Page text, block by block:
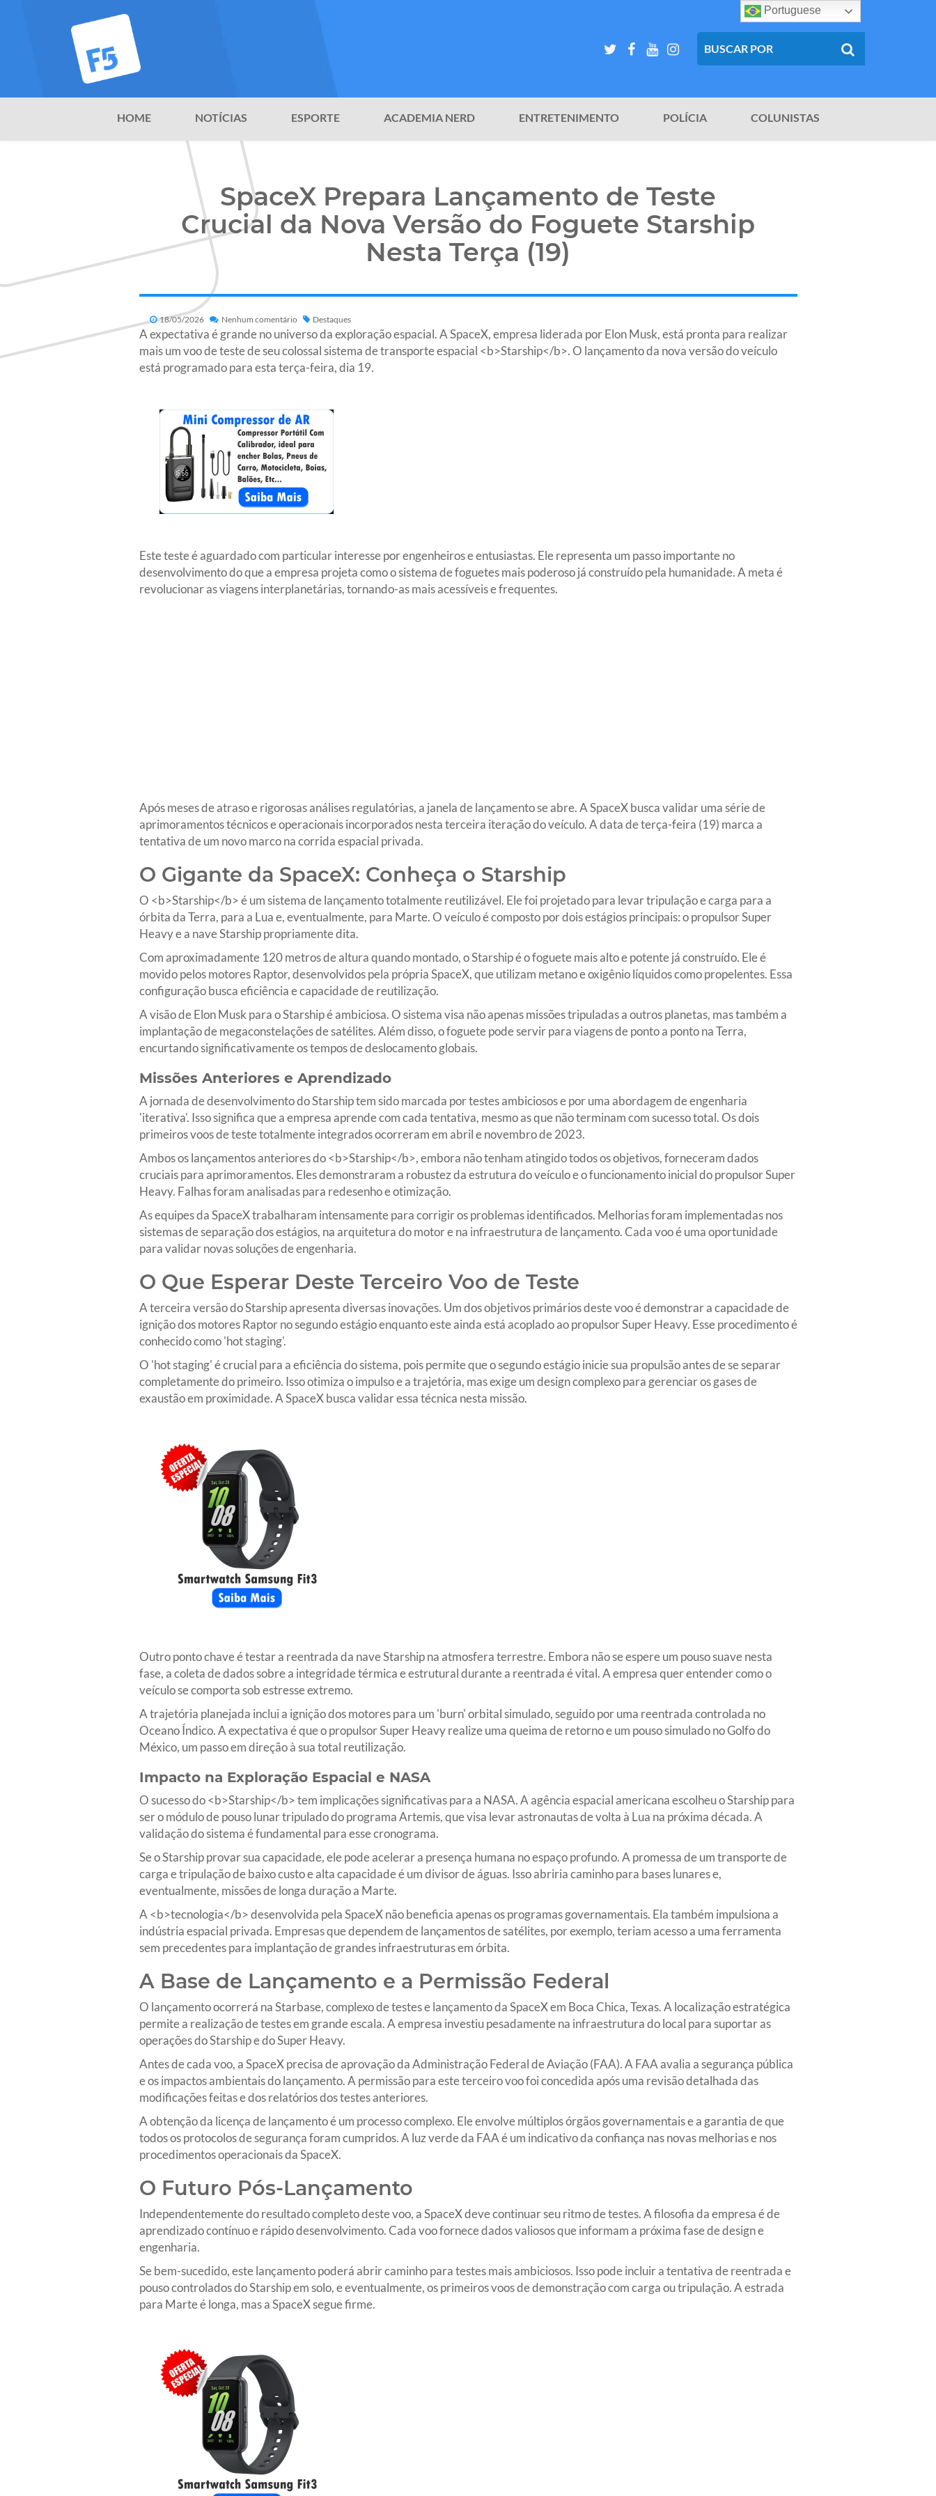
HOME NOTÍCIAS ESPORTE ACADEMIA NERD ENTRETENIMENTO POLÍCIA COLUNISTAS
SpaceX Prepara Lançamento de Teste
Crucial da Nova Versão do Foguete Starship
Nesta Terça (19)
18/05/2026 Nenhum comentário Destaques
A expectativa é grande no universo da exploração espacial. A SpaceX, empresa liderada por Elon Musk, está pronta para realizar
mais um voo de teste de seu colossal sistema de transporte espacial <b>Starship</b>. O lançamento da nova versão do veículo
está programado para esta terça-feira, dia 19.
Este teste é aguardado com particular interesse por engenheiros e entusiastas. Ele representa um passo importante no
desenvolvimento do que a empresa projeta como o sistema de foguetes mais poderoso já construído pela humanidade. A meta é
revolucionar as viagens interplanetárias, tornando-as mais acessíveis e frequentes.
Após meses de atraso e rigorosas análises regulatórias, a janela de lançamento se abre. A SpaceX busca validar uma série de
aprimoramentos técnicos e operacionais incorporados nesta terceira iteração do veículo. A data de terça-feira (19) marca a
tentativa de um novo marco na corrida espacial privada.
O Gigante da SpaceX: Conheça o Starship
O <b>Starship</b> é um sistema de lançamento totalmente reutilizável. Ele foi projetado para levar tripulação e carga para a
órbita da Terra, para a Lua e, eventualmente, para Marte. O veículo é composto por dois estágios principais: o propulsor Super
Heavy e a nave Starship propriamente dita.
Com aproximadamente 120 metros de altura quando montado, o Starship é o foguete mais alto e potente já construído. Ele é
movido pelos motores Raptor, desenvolvidos pela própria SpaceX, que utilizam metano e oxigênio líquidos como propelentes. Essa
configuração busca eficiência e capacidade de reutilização.
A visão de Elon Musk para o Starship é ambiciosa. O sistema visa não apenas missões tripuladas a outros planetas, mas também a
implantação de megaconstelações de satélites. Além disso, o foguete pode servir para viagens de ponto a ponto na Terra,
encurtando significativamente os tempos de deslocamento globais.
Missões Anteriores e Aprendizado
A jornada de desenvolvimento do Starship tem sido marcada por testes ambiciosos e por uma abordagem de engenharia
'iterativa'. Isso significa que a empresa aprende com cada tentativa, mesmo as que não terminam com sucesso total. Os dois
primeiros voos de teste totalmente integrados ocorreram em abril e novembro de 2023.
Ambos os lançamentos anteriores do <b>Starship</b>, embora não tenham atingido todos os objetivos, forneceram dados
cruciais para aprimoramentos. Eles demonstraram a robustez da estrutura do veículo e o funcionamento inicial do propulsor Super
Heavy. Falhas foram analisadas para redesenho e otimização.
As equipes da SpaceX trabalharam intensamente para corrigir os problemas identificados. Melhorias foram implementadas nos
sistemas de separação dos estágios, na arquitetura do motor e na infraestrutura de lançamento. Cada voo é uma oportunidade
para validar novas soluções de engenharia.
O Que Esperar Deste Terceiro Voo de Teste
A terceira versão do Starship apresenta diversas inovações. Um dos objetivos primários deste voo é demonstrar a capacidade de
ignição dos motores Raptor no segundo estágio enquanto este ainda está acoplado ao propulsor Super Heavy. Esse procedimento é
conhecido como 'hot staging'.
O 'hot staging' é crucial para a eficiência do sistema, pois permite que o segundo estágio inicie sua propulsão antes de se separar
completamente do primeiro. Isso otimiza o impulso e a trajetória, mas exige um design complexo para gerenciar os gases de
exaustão em proximidade. A SpaceX busca validar essa técnica nesta missão.
Outro ponto chave é testar a reentrada da nave Starship na atmosfera terrestre. Embora não se espere um pouso suave nesta
fase, a coleta de dados sobre a integridade térmica e estrutural durante a reentrada é vital. A empresa quer entender como o
veículo se comporta sob estresse extremo.
A trajetória planejada inclui a ignição dos motores para um 'burn' orbital simulado, seguido por uma reentrada controlada no
Oceano Índico. A expectativa é que o propulsor Super Heavy realize uma queima de retorno e um pouso simulado no Golfo do
México, um passo em direção à sua total reutilização.
Impacto na Exploração Espacial e NASA
O sucesso do <b>Starship</b> tem implicações significativas para a NASA. A agência espacial americana escolheu o Starship para
ser o módulo de pouso lunar tripulado do programa Artemis, que visa levar astronautas de volta à Lua na próxima década. A
validação do sistema é fundamental para esse cronograma.
Se o Starship provar sua capacidade, ele pode acelerar a presença humana no espaço profundo. A promessa de um transporte de
carga e tripulação de baixo custo e alta capacidade é um divisor de águas. Isso abriria caminho para bases lunares e,
eventualmente, missões de longa duração a Marte.
A <b>tecnologia</b> desenvolvida pela SpaceX não beneficia apenas os programas governamentais. Ela também impulsiona a
indústria espacial privada. Empresas que dependem de lançamentos de satélites, por exemplo, teriam acesso a uma ferramenta
sem precedentes para implantação de grandes infraestruturas em órbita.
A Base de Lançamento e a Permissão Federal
O lançamento ocorrerá na Starbase, complexo de testes e lançamento da SpaceX em Boca Chica, Texas. A localização estratégica
permite a realização de testes em grande escala. A empresa investiu pesadamente na infraestrutura do local para suportar as
operações do Starship e do Super Heavy.
Antes de cada voo, a SpaceX precisa de aprovação da Administração Federal de Aviação (FAA). A FAA avalia a segurança pública
e os impactos ambientais do lançamento. A permissão para este terceiro voo foi concedida após uma revisão detalhada das
modificações feitas e dos relatórios dos testes anteriores.
A obtenção da licença de lançamento é um processo complexo. Ele envolve múltiplos órgãos governamentais e a garantia de que
todos os protocolos de segurança foram cumpridos. A luz verde da FAA é um indicativo da confiança nas novas melhorias e nos
procedimentos operacionais da SpaceX.
O Futuro Pós-Lançamento
Independentemente do resultado completo deste voo, a SpaceX deve continuar seu ritmo de testes. A filosofia da empresa é de
aprendizado contínuo e rápido desenvolvimento. Cada voo fornece dados valiosos que informam a próxima fase de design e
engenharia.
Se bem-sucedido, este lançamento poderá abrir caminho para testes mais ambiciosos. Isso pode incluir a tentativa de reentrada e
pouso controlados do Starship em solo, e eventualmente, os primeiros voos de demonstração com carga ou tripulação. A estrada
para Marte é longa, mas a SpaceX segue firme.
Portuguese